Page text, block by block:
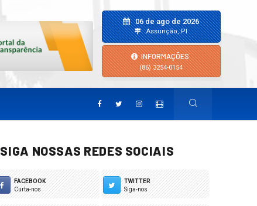
06 de ago de 2026
Assunção, PI
INFORMAÇÕES
(86) 3254-0154
SIGA NOSSAS REDES SOCIAIS
FACEBOOK
Curta-nos
TWITTER
Siga-nos